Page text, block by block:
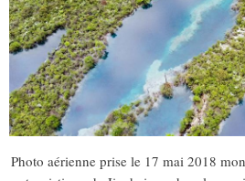
TOURISME
DOSSIERS
VIDÉOS
Photo aérienne prise le 17 mai 2018